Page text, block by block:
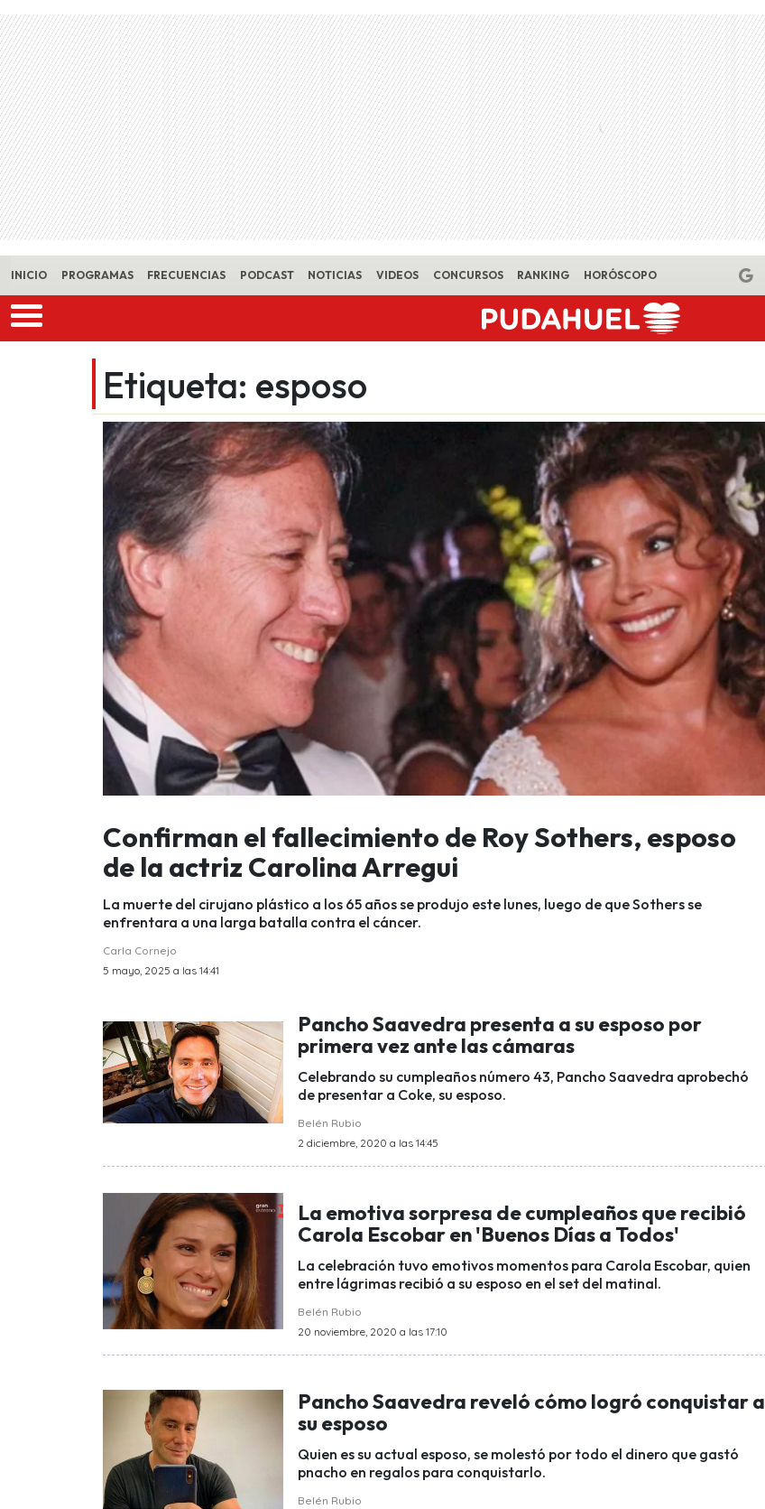
Skip to main content
INICIO PROGRAMAS FRECUENCIAS PODCAST NOTICIAS VIDEOS CONCURSOS RANKING HORÓSCOPO
Etiqueta: esposo
Confirman el fallecimiento de Roy Sothers, esposo
de la actriz Carolina Arregui
La muerte del cirujano plástico a los 65 años se produjo este lunes, luego de que Sothers se
enfrentara a una larga batalla contra el cáncer.
Carla Cornejo
5 mayo, 2025 a las 14:41
Pancho Saavedra presenta a su esposo por
primera vez ante las cámaras
Celebrando su cumpleaños número 43, Pancho Saavedra aprobechó
de presentar a Coke, su esposo.
Belén Rubio
2 diciembre, 2020 a las 14:45
La emotiva sorpresa de cumpleaños que recibió
Carola Escobar en 'Buenos Días a Todos'
La celebración tuvo emotivos momentos para Carola Escobar, quien
entre lágrimas recibió a su esposo en el set del matinal.
Belén Rubio
20 noviembre, 2020 a las 17:10
Pancho Saavedra reveló cómo logró conquistar a
su esposo
Quien es su actual esposo, se molestó por todo el dinero que gastó
pnacho en regalos para conquistarlo.
Belén Rubio